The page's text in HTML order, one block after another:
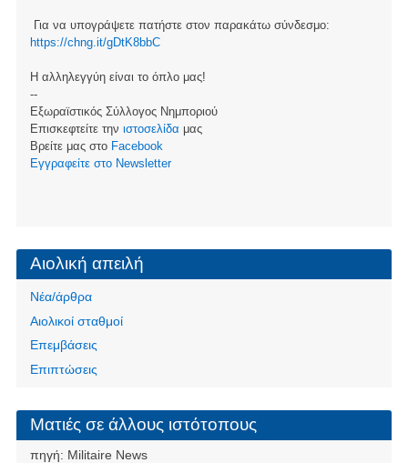
Για να υπογράψετε πατήστε στον παρακάτω σύνδεσμο:
https://chng.it/gDtK8bbC
Η αλληλεγγύη είναι το όπλο μας!
--
Εξωραϊστικός Σύλλογος Νημποριού
Επισκεφτείτε την ιστοσελίδα μας
Βρείτε μας στο Facebook
Eγγραφείτε στο Newsletter
Αιολική απειλή
Νέα/άρθρα
Αιολικοί σταθμοί
Επεμβάσεις
Επιπτώσεις
Ματιές σε άλλους ιστότοπους
πηγή: Militaire News